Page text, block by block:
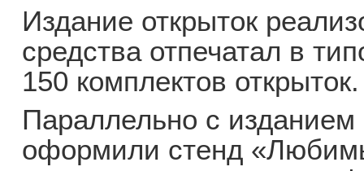
Издание открыток
средства отпечатал в
150 комплектов открыток.
Параллельно с изданием
оформили стенд